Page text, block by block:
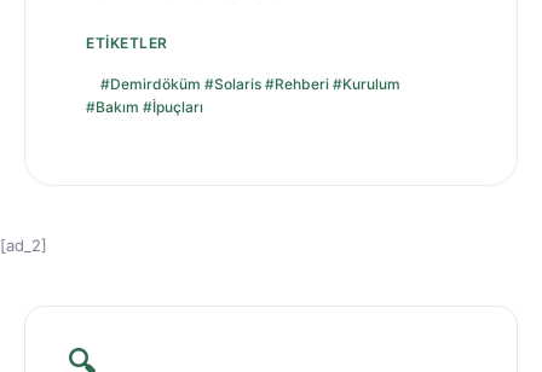
ETIKETLER
#Demirdöküm #Solaris #Rehberi #Kurulum
#Bakım #İpuçları
[ad_2]
🔍